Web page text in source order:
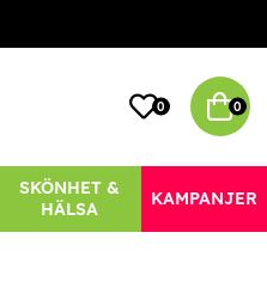
0 0
SKÖNHET &
HÄLSA
KAMPANJER